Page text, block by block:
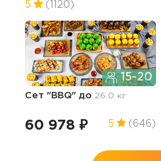
5 (1120)
15-20
Сет "BBQ" до 26.0 кг
60 978 ₽ 5 (646)